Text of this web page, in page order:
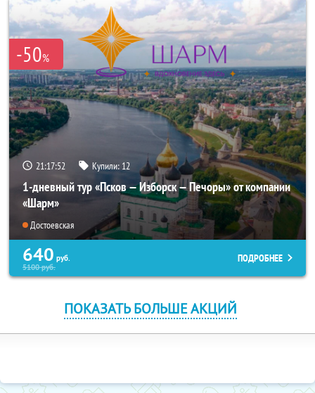
-50%
21:17:52 Купили: 12
1-дневный тур «Псков — Изборск — Печоры» от компании
«Шарм»
Достоевская
640 руб.
5100руб.
ПОДРОБНЕЕ
ПОКАЗАТЬ БОЛЬШЕ АКЦИЙ